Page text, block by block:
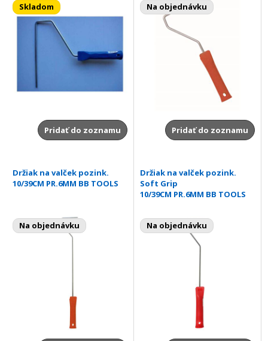
Skladom
Pridať do zoznamu
Na objednávku
Pridať do zoznamu
Držiak na valček pozink.
10/39CM PR.6MM BB TOOLS
Na objednávku
Držiak na valček pozink.
Soft Grip
10/39CM PR.6MM BB TOOLS
Na objednávku